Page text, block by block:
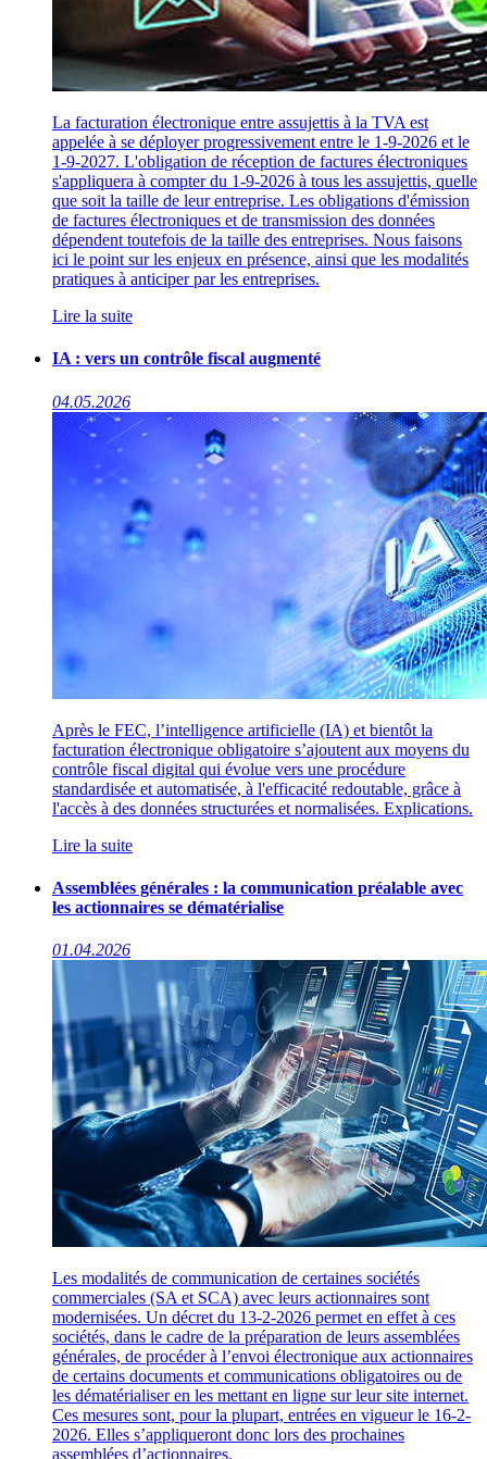
La facturation électronique entre assujettis à la TVA est
appelée à se déployer progressivement entre le 1-9-2026 et le
1-9-2027. L'obligation de réception de factures électroniques
s'appliquera à compter du 1-9-2026 à tous les assujettis, quelle
que soit la taille de leur entreprise. Les obligations d'émission
de factures électroniques et de transmission des données
dépendent toutefois de la taille des entreprises. Nous faisons
ici le point sur les enjeux en présence, ainsi que les modalités
pratiques à anticiper par les entreprises.
Lire la suite
IA : vers un contrôle fiscal augmenté
04.05.2026
Après le FEC, l’intelligence artificielle (IA) et bientôt la
facturation électronique obligatoire s’ajoutent aux moyens du
contrôle fiscal digital qui évolue vers une procédure
standardisée et automatisée, à l'efficacité redoutable, grâce à
l'accès à des données structurées et normalisées. Explications.
Lire la suite
Assemblées générales : la communication préalable avec
les actionnaires se dématérialise
01.04.2026
Les modalités de communication de certaines sociétés
commerciales (SA et SCA) avec leurs actionnaires sont
modernisées. Un décret du 13-2-2026 permet en effet à ces
sociétés, dans le cadre de la préparation de leurs assemblées
générales, de procéder à l’envoi électronique aux actionnaires
de certains documents et communications obligatoires ou de
les dématérialiser en les mettant en ligne sur leur site internet.
Ces mesures sont, pour la plupart, entrées en vigueur le 16-2-
2026. Elles s’appliqueront donc lors des prochaines
assemblées d’actionnaires.